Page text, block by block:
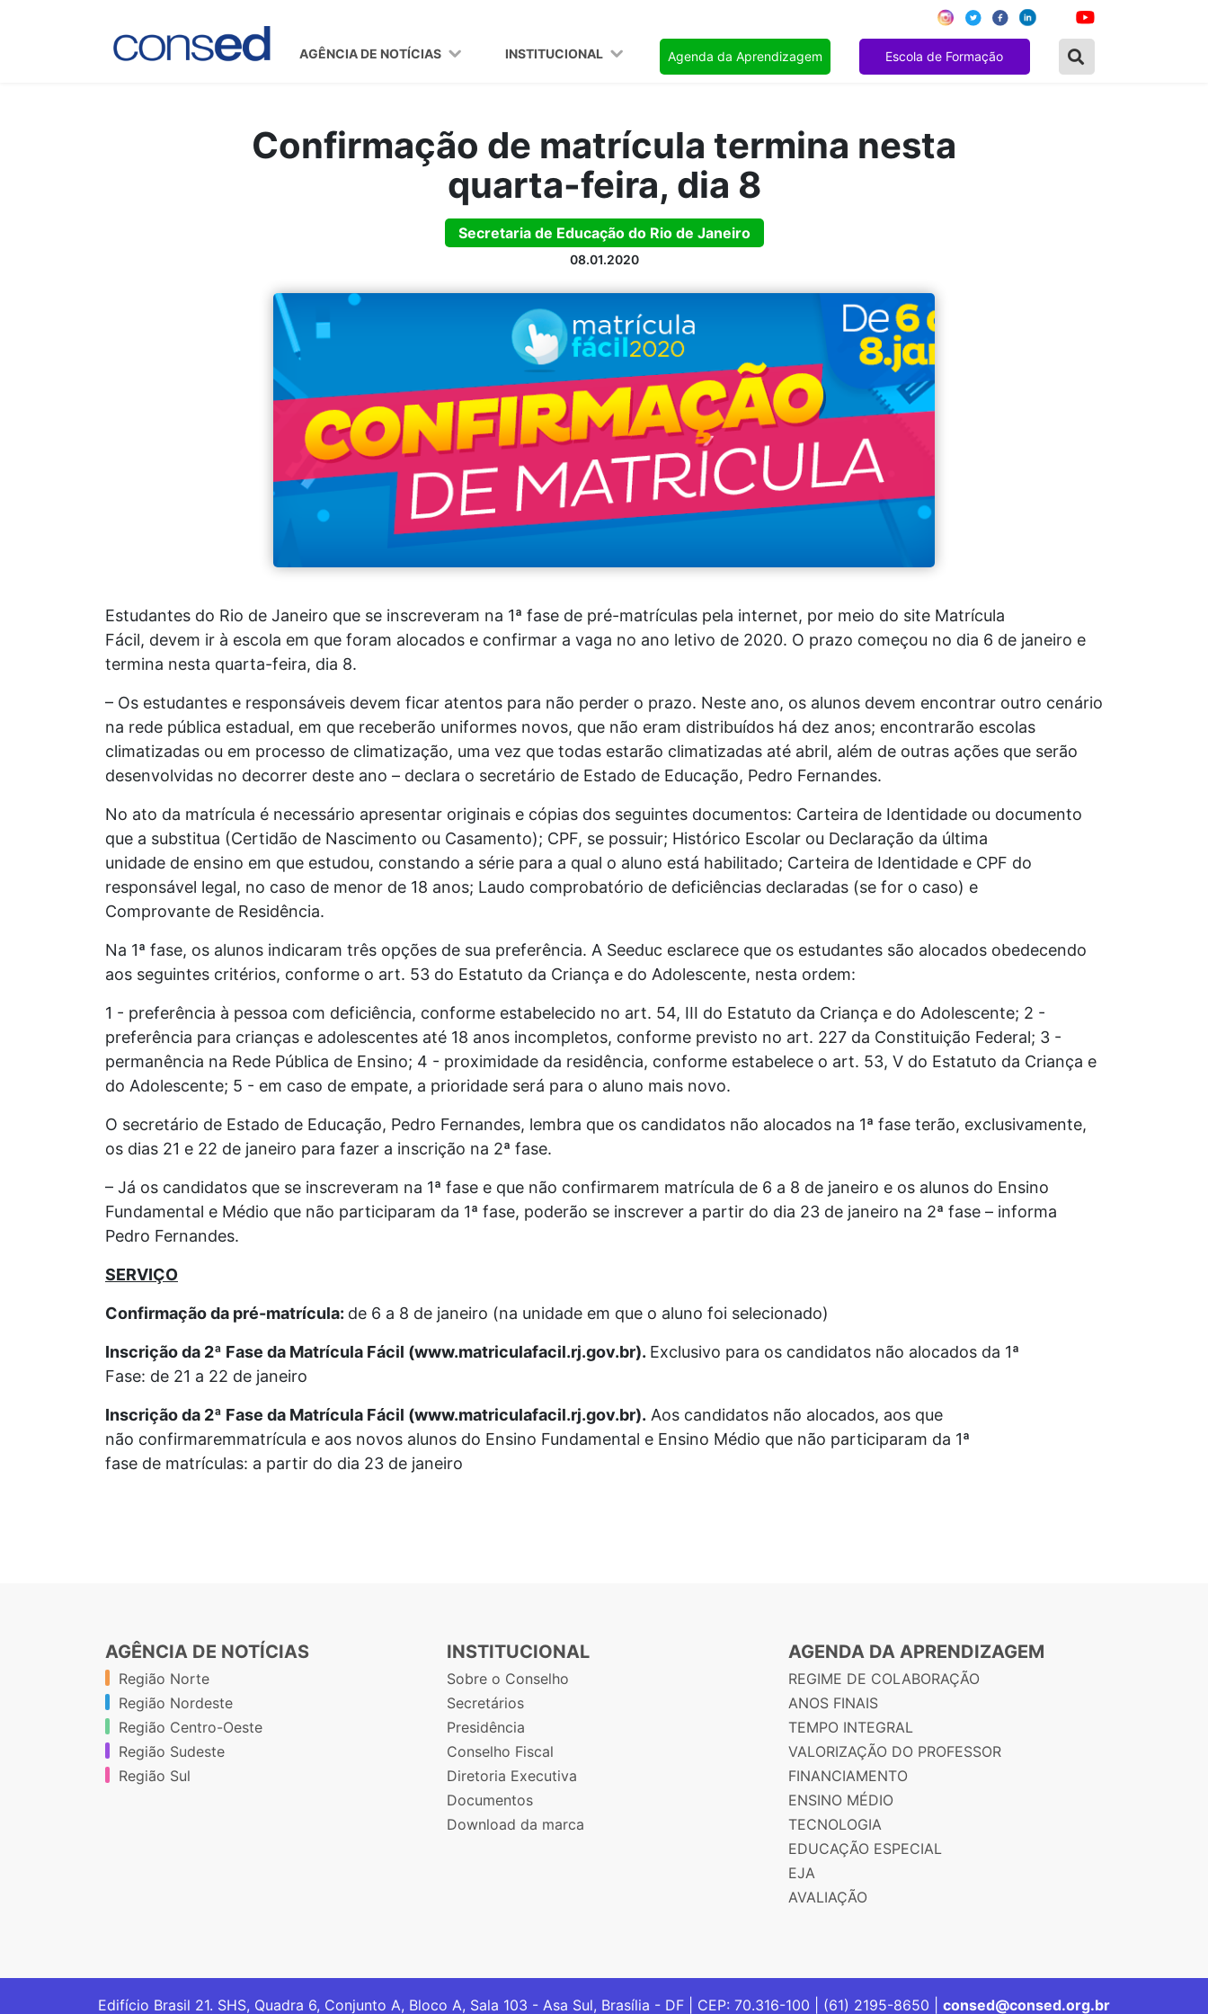
AGÊNCIA DE NOTÍCIAS INSTITUCIONAL Agenda da Aprendizagem Escola de Formação
Confirmação de matrícula termina nesta
quarta-feira, dia 8
Secretaria de Educação do Rio de Janeiro
08.01.2020
Estudantes do Rio de Janeiro que se inscreveram na 1ª fase de pré-matrículas pela internet, por meio do site Matrícula
Fácil, devem ir à escola em que foram alocados e confirmar a vaga no ano letivo de 2020. O prazo começou no dia 6 de janeiro e
termina nesta quarta-feira, dia 8.
– Os estudantes e responsáveis devem ficar atentos para não perder o prazo. Neste ano, os alunos devem encontrar outro cenário
na rede pública estadual, em que receberão uniformes novos, que não eram distribuídos há dez anos; encontrarão escolas
climatizadas ou em processo de climatização, uma vez que todas estarão climatizadas até abril, além de outras ações que serão
desenvolvidas no decorrer deste ano – declara o secretário de Estado de Educação, Pedro Fernandes.
No ato da matrícula é necessário apresentar originais e cópias dos seguintes documentos: Carteira de Identidade ou documento
que a substitua (Certidão de Nascimento ou Casamento); CPF, se possuir; Histórico Escolar ou Declaração da última
unidade de ensino em que estudou, constando a série para a qual o aluno está habilitado; Carteira de Identidade e CPF do
responsável legal, no caso de menor de 18 anos; Laudo comprobatório de deficiências declaradas (se for o caso) e
Comprovante de Residência.
Na 1ª fase, os alunos indicaram três opções de sua preferência. A Seeduc esclarece que os estudantes são alocados obedecendo
aos seguintes critérios, conforme o art. 53 do Estatuto da Criança e do Adolescente, nesta ordem:
1 - preferência à pessoa com deficiência, conforme estabelecido no art. 54, III do Estatuto da Criança e do Adolescente; 2 -
preferência para crianças e adolescentes até 18 anos incompletos, conforme previsto no art. 227 da Constituição Federal; 3 -
permanência na Rede Pública de Ensino; 4 - proximidade da residência, conforme estabelece o art. 53, V do Estatuto da Criança e
do Adolescente; 5 - em caso de empate, a prioridade será para o aluno mais novo.
O secretário de Estado de Educação, Pedro Fernandes, lembra que os candidatos não alocados na 1ª fase terão, exclusivamente,
os dias 21 e 22 de janeiro para fazer a inscrição na 2ª fase.
– Já os candidatos que se inscreveram na 1ª fase e que não confirmarem matrícula de 6 a 8 de janeiro e os alunos do Ensino
Fundamental e Médio que não participaram da 1ª fase, poderão se inscrever a partir do dia 23 de janeiro na 2ª fase – informa
Pedro Fernandes.
SERVIÇO
Confirmação da pré-matrícula: de 6 a 8 de janeiro (na unidade em que o aluno foi selecionado)
Inscrição da 2ª Fase da Matrícula Fácil (www.matriculafacil.rj.gov.br). Exclusivo para os candidatos não alocados da 1ª
Fase: de 21 a 22 de janeiro
Inscrição da 2ª Fase da Matrícula Fácil (www.matriculafacil.rj.gov.br). Aos candidatos não alocados, aos que
não confirmaremmatrícula e aos novos alunos do Ensino Fundamental e Ensino Médio que não participaram da 1ª
fase de matrículas: a partir do dia 23 de janeiro
AGÊNCIA DE NOTÍCIAS
Região Norte
Região Nordeste
Região Centro-Oeste
Região Sudeste
Região Sul
INSTITUCIONAL
Sobre o Conselho
Secretários
Presidência
Conselho Fiscal
Diretoria Executiva
Documentos
Download da marca
AGENDA DA APRENDIZAGEM
REGIME DE COLABORAÇÃO
ANOS FINAIS
TEMPO INTEGRAL
VALORIZAÇÃO DO PROFESSOR
FINANCIAMENTO
ENSINO MÉDIO
TECNOLOGIA
EDUCAÇÃO ESPECIAL
EJA
AVALIAÇÃO
Edifício Brasil 21. SHS, Quadra 6, Conjunto A, Bloco A, Sala 103 - Asa Sul, Brasília - DF | CEP: 70.316-100 | (61) 2195-8650 | consed@consed.org.br